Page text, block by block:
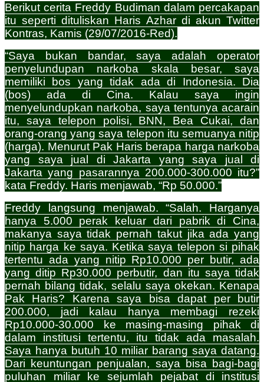
Berikut cerita Freddy Budiman dalam percakapan
itu seperti dituliskan Haris Azhar di akun Twitter
Kontras, Kamis (29/07/2016-Red).
“Saya bukan bandar, saya adalah operator
penyelundupan narkoba skala besar, saya
memiliki bos yang tidak ada di Indonesia. Dia
(bos) ada di Cina. Kalau saya ingin
menyelundupkan narkoba, saya tentunya acarain
itu, saya telepon polisi, BNN, Bea Cukai, dan
orang-orang yang saya telepon itu semuanya nitip
(harga). Menurut Pak Haris berapa harga narkoba
yang saya jual di Jakarta yang saya jual di
Jakarta yang pasarannya 200.000-300.000 itu?”
kata Freddy. Haris menjawab, “Rp 50.000.”
Freddy langsung menjawab. “Salah. Harganya
hanya 5.000 perak keluar dari pabrik di Cina,
makanya saya tidak pernah takut jika ada yang
nitip harga ke saya. Ketika saya telepon si pihak
tertentu ada yang nitip Rp10.000 per butir, ada
yang ditip Rp30.000 perbutir, dan itu saya tidak
pernah bilang tidak, selalu saya okekan. Kenapa
Pak Haris? Karena saya bisa dapat per butir
200.000, jadi kalau hanya membagi rezeki
Rp10.000-30.000 ke masing-masing pihak di
dalam institusi tertentu, itu tidak ada masalah.
Saya hanya butuh 10 miliar barang saya datang.
Dari keuntungan penjualan, saya bisa bagi-bagi
puluhan miliar ke sejumlah pejabat di institusi